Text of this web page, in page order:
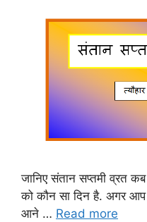
जानिए संतान सप्तमी व्रत
को कौन सा दिन है. अगर आप
आने … Read more